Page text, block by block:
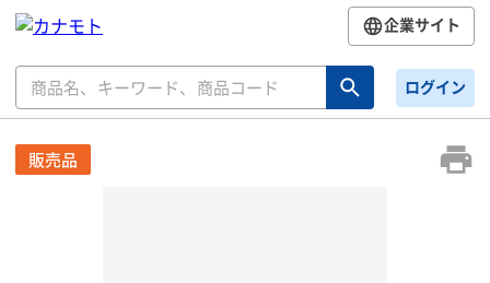
企業サイト
ログイン
販売品